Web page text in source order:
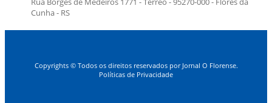
Cunha - RS
Copyrights © Todos os direitos reservados por Jornal O Florense.
Políticas de Privacidade